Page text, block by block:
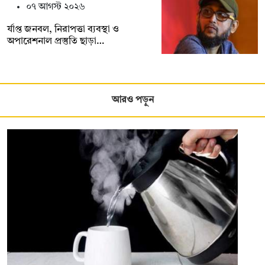
০৭ আগস্ট ২০২৬
র্যাপ্ত জনবল, নিরাপত্তা ব্যবস্থা ও
অপারেশনাল প্রস্তুতি ছাড়া…
আরও পড়ুন